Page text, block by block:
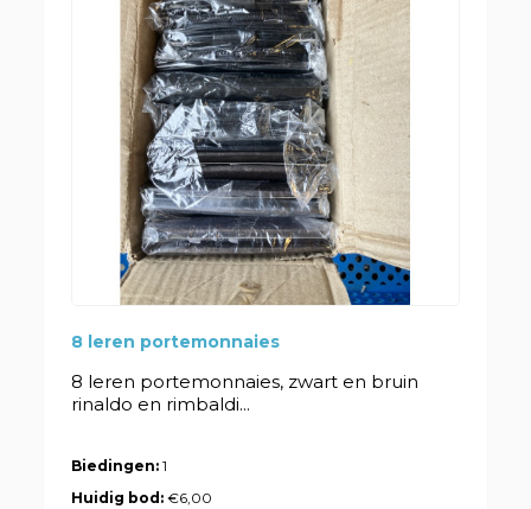
8 leren portemonnaies
8 leren portemonnaies, zwart en bruin
rinaldo en rimbaldi...
Biedingen: 1
Huidig bod:€6,00